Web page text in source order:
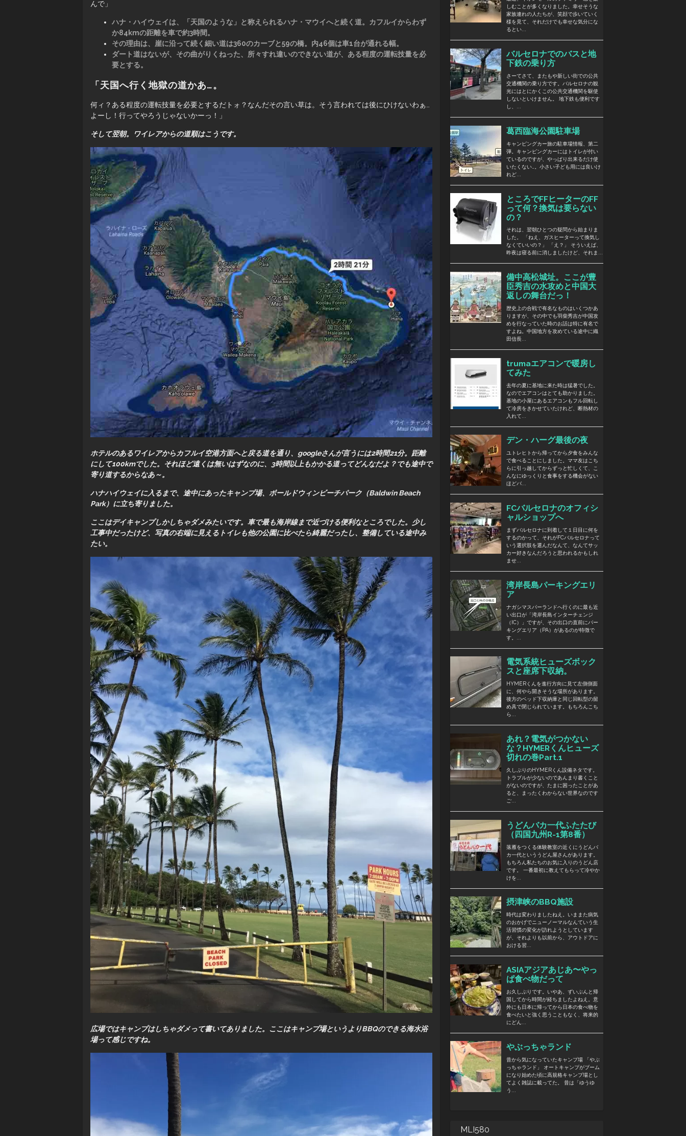
んで」
ハナ・ハイウェイは、「天国のような」と称えられるハナ・マウイへと続く道。カフルイからわず
か84kmの距離を車で約3時間。
その理由は、崖に沿って続く細い道は360のカーブと59の橋。内46個は車1台が通れる幅。
ダート道はないが、その曲がりくねった、所々すれ違いのできない道が、ある程度の運転技量を必
要とする。
「天国へ行く地獄の道かあ…。
何ィ？ある程度の運転技量を必要とするだトォ？なんだその言い草は。そう言われては後にひけないわぁ…
よーし！行ってやろうじゃないかーっ！」
そして翌朝。ワイレアからの道順はこうです。
ホテルのあるワイレアからカフルイ空港方面へと戻る道を通り、googleさんが言うには2時間21分。距離
にして100kmでした。それほど遠くは無いはずなのに、3時間以上もかかる道ってどんなだよ？でも途中で
寄り道するからなあ～。
ハナハイウェイに入るまで、途中にあったキャンプ場、 ボールドウィンビーチパーク（Baldwin Beach
Park）に立ち寄りました。
ここはデイキャンプしかしちゃダメみたいです。車で最も海岸線まで近づける便利なところでした。少し
工事中だったけど、写真の右端に見えるトイレも他の公園に比べたら綺麗だったし、整備している途中み
たい。
広場ではキャンプはしちゃダメって書いてありました。ここはキャンプ場というよりBBQのできる海水浴
場って感じですね。
MLI580